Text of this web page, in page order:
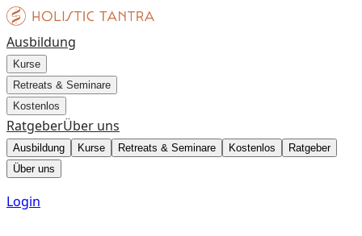
Ausbildung
Kurse
Retreats & Seminare
Kostenlos
RatgeberÜber uns
Ausbildung Kurse Retreats & Seminare Kostenlos
Ratgeber
Über uns
Login